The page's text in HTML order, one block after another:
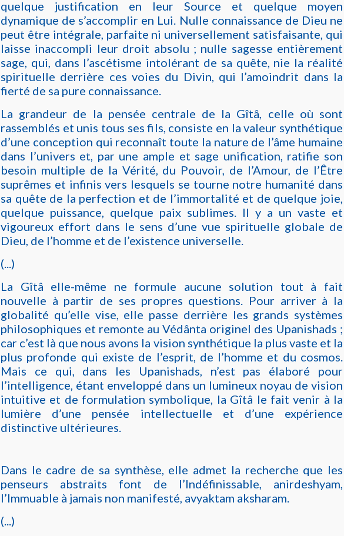
quelque justification en leur Source et quelque moyen
dynamique de s’accomplir en Lui. Nulle connaissance de Dieu ne
peut être intégrale, parfaite ni universellement satisfaisante, qui
laisse inaccompli leur droit absolu ; nulle sagesse entièrement
sage, qui, dans l’ascétisme intolérant de sa quête, nie la réalité
spirituelle derrière ces voies du Divin, qui l’amoindrit dans la
fierté de sa pure connaissance.
La grandeur de la pensée centrale de la Gîtâ, celle où sont
rassemblés et unis tous ses fils, consiste en la valeur synthétique
d’une conception qui reconnaît toute la nature de l’âme humaine
dans l’univers et, par une ample et sage unification, ratifie son
besoin multiple de la Vérité, du Pouvoir, de l’Amour, de l’Être
suprêmes et infinis vers lesquels se tourne notre humanité dans
sa quête de la perfection et de l’immortalité et de quelque joie,
quelque puissance, quelque paix sublimes. Il y a un vaste et
vigoureux effort dans le sens d’une vue spirituelle globale de
Dieu, de l’homme et de l’existence universelle.
(...)
La Gîtâ elle-même ne formule aucune solution tout à fait
nouvelle à partir de ses propres questions. Pour arriver à la
globalité qu’elle vise, elle passe derrière les grands systèmes
philosophiques et remonte au Védânta originel des Upanishads ;
car c’est là que nous avons la vision synthétique la plus vaste et la
plus profonde qui existe de l’esprit, de l’homme et du cosmos.
Mais ce qui, dans les Upanishads, n’est pas élaboré pour
l’intelligence, étant enveloppé dans un lumineux noyau de vision
intuitive et de formulation symbolique, la Gîtâ le fait venir à la
lumière d’une pensée intellectuelle et d’une expérience
distinctive ultérieures.
Dans le cadre de sa synthèse, elle admet la recherche que les
penseurs abstraits font de l’Indéfinissable, anirdeshyam,
l’Immuable à jamais non manifesté, avyaktam aksharam.
(...)